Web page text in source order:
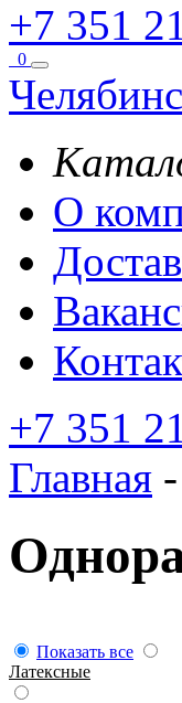
+7 351
0
О
+7 351
Главная -
Показать все
Латексные